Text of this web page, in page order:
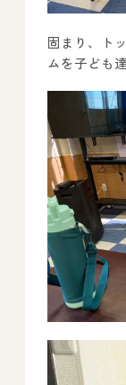
固まり、ト
ムを子ども